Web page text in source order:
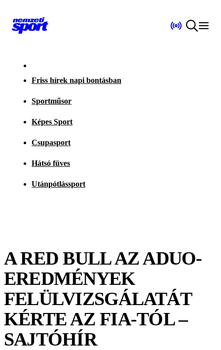
Friss hírek napi bontásban
Sportműsor
Képes Sport
Csupasport
Hátsó füves
Utánpótlássport
A RED BULL AZ ADUO-
EREDMÉNYEK
FELÜLVIZSGÁLATÁT
KÉRTE AZ FIA-TÓL –
SAJTÓHÍR